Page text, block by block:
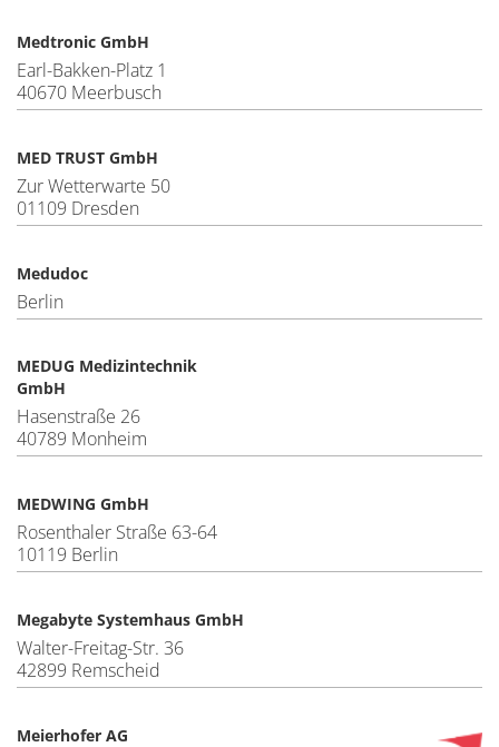
Medtronic GmbH
Earl-Bakken-Platz 1
40670 Meerbusch
MED TRUST GmbH
Zur Wetterwarte 50
01109 Dresden
Medudoc
Berlin
MEDUG Medizintechnik
GmbH
Hasenstraße 26
40789 Monheim
MEDWING GmbH
Rosenthaler Straße 63-64
10119 Berlin
Megabyte Systemhaus GmbH
Walter-Freitag-Str. 36
42899 Remscheid
Meierhofer AG